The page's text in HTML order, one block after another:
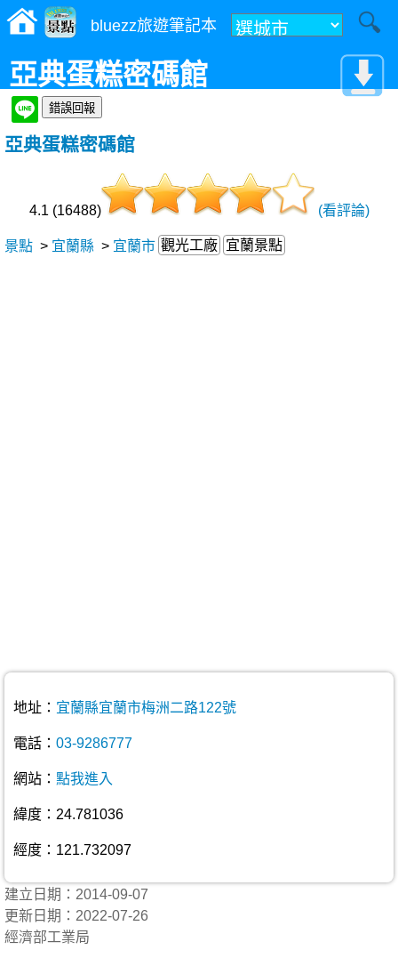
bluezz旅遊筆記本
亞典蛋糕密碼館
亞典蛋糕密碼館
4.1 (16488) (看評論)
景點 > 宜蘭縣 > 宜蘭市 觀光工廠 宜蘭景點
地址： 宜蘭縣宜蘭市梅洲二路122號
電話： 03-9286777
網站： 點我進入
緯度：24.781036
經度：121.732097
建立日期：2014-09-07
更新日期：2022-07-26
經濟部工業局